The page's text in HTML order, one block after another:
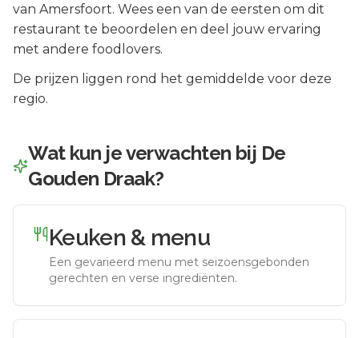
van Amersfoort. Wees een van de eersten om dit
restaurant te beoordelen en deel jouw ervaring
met andere foodlovers.
De prijzen liggen rond het gemiddelde voor deze
regio.
Wat kun je verwachten bij De
Gouden Draak?
Keuken & menu
Een gevarieerd menu met seizoensgebonden
gerechten en verse ingrediënten.